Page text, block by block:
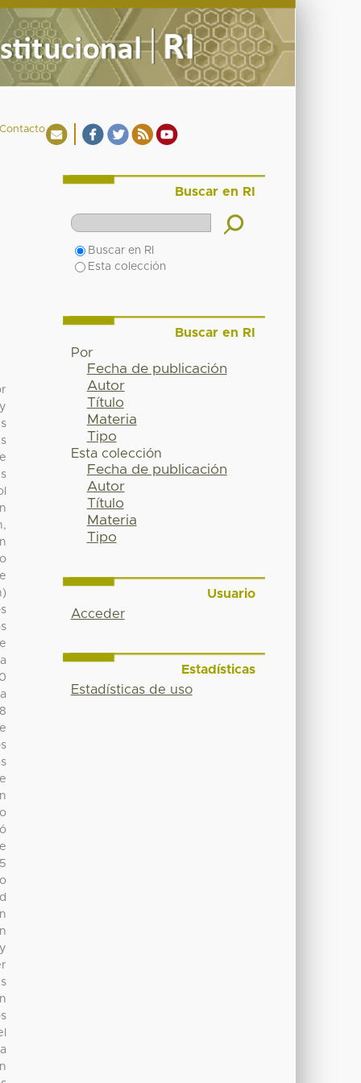
Contacto
Buscar en RI
Buscar en RI
Esta colección
Buscar en RI
Por
Fecha de publicación
Autor
Título
Materia
Tipo
Esta colección
Fecha de publicación
Autor
Título
Materia
Tipo
Usuario
Acceder
Estadísticas
Estadísticas de uso